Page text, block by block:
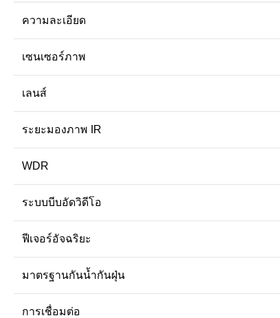
ความละเอียด
เซนเซอร์ภาพ
เลนส์
ระยะมองภาพ IR
WDR
ระบบบีบอัดวิดีโอ
ฟีเจอร์อัจฉริยะ
มาตรฐานกันน้ำกันฝุ่น
การเชื่อมต่อ